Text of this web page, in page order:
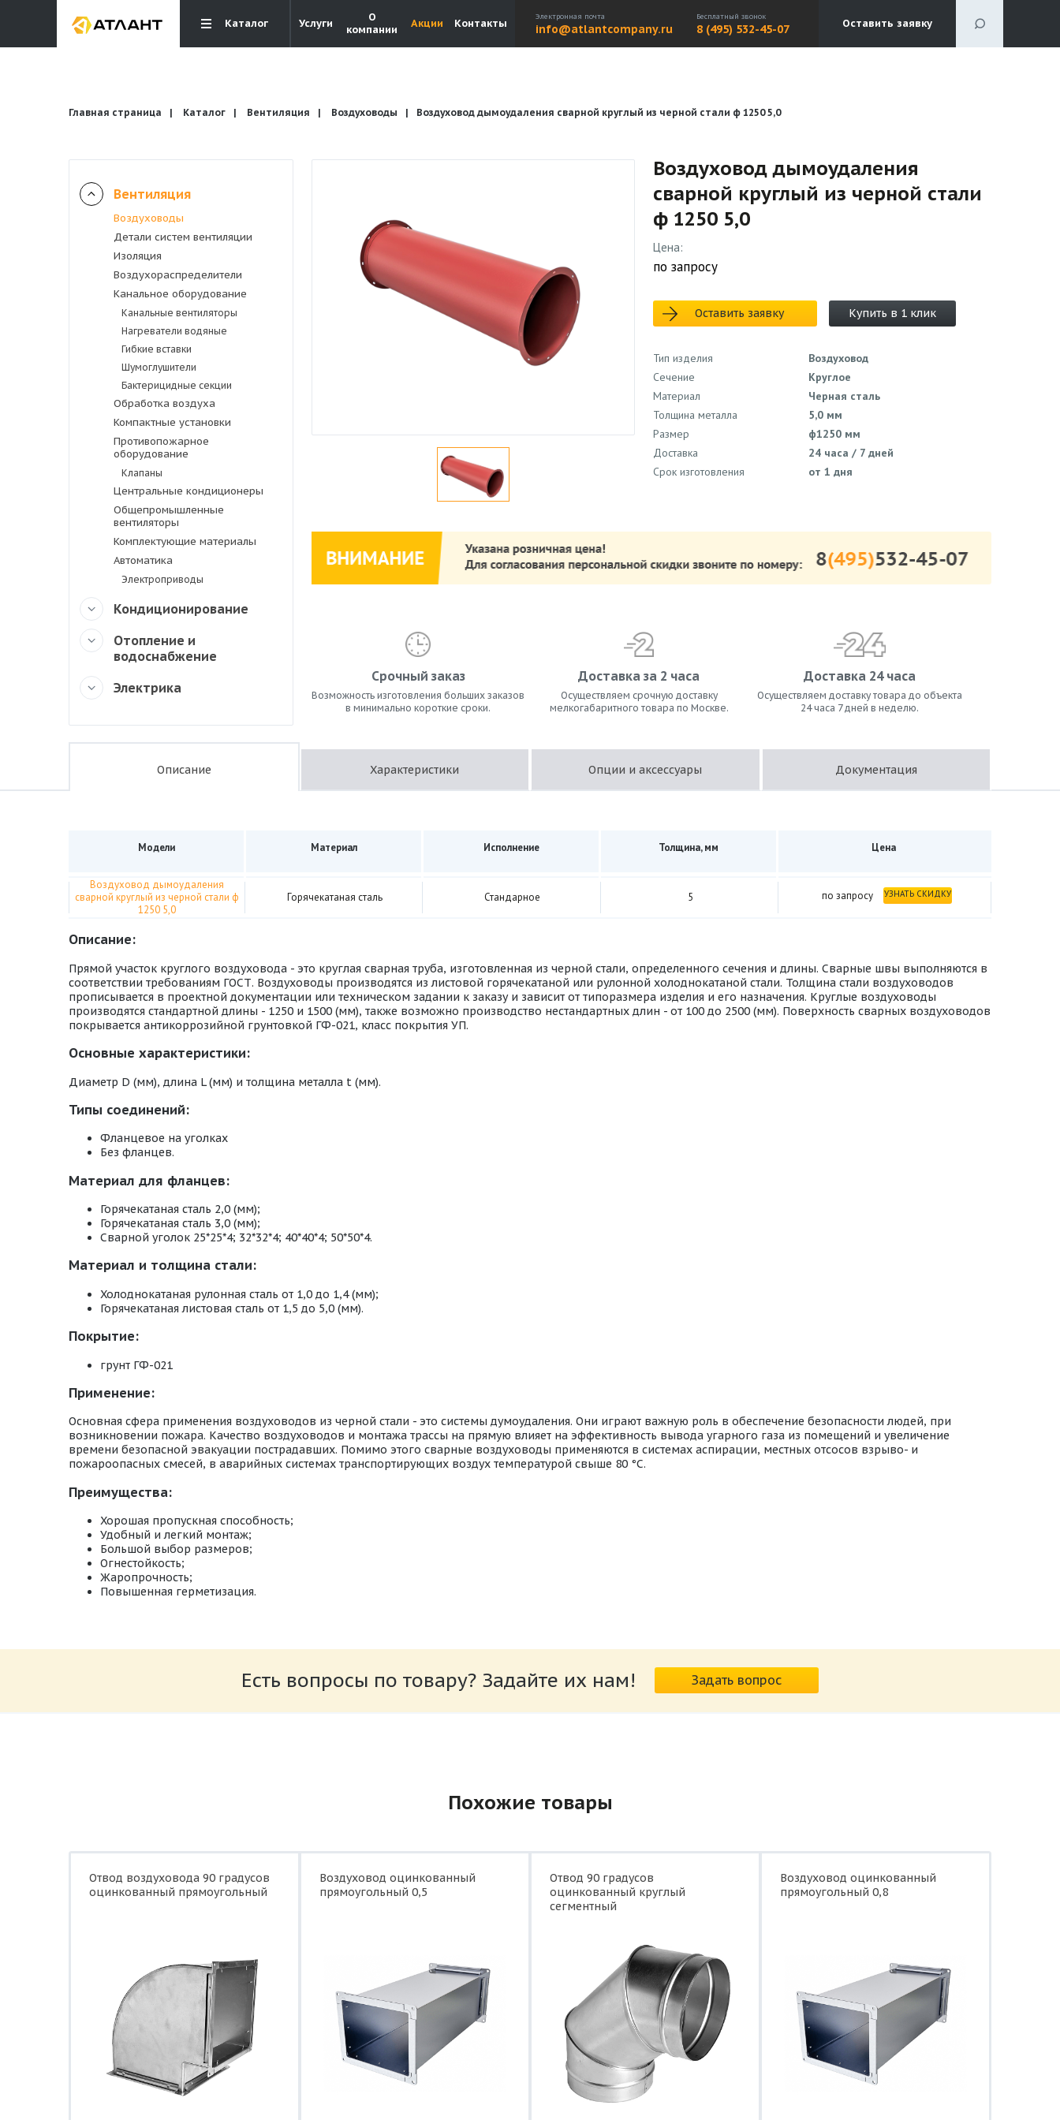
Каталог Услуги
О
компании
Акции Контакты
Электронная почта
info@atlantcompany.ru
Бесплатный звонок
8 (495) 532-45-07 Оставить заявку
Вентиляция
Кондиционирование
Отопление и водоснабжение
Электрика
Главная страница Каталог Вентиляция Воздуховоды Воздуховод дымоудаления сварной круглый из черной стали ф 1250 5,0
Вентиляция
Воздуховоды
Детали систем вентиляции
Изоляция
Воздухораспределители
Канальное оборудование
Канальные вентиляторы
Нагреватели водяные
Гибкие вставки
Шумоглушители
Бактерицидные секции
Обработка воздуха
Компактные установки
Противопожарное
оборудование
Клапаны
Центральные кондиционеры
Общепромышленные
вентиляторы
Комплектующие материалы
Автоматика
Электроприводы
Кондиционирование
Отопление и
водоснабжение
Электрика
Воздуховод дымоудаления
сварной круглый из черной стали
ф 1250 5,0
Цена:
по запросу
Оставить заявку Купить в 1 клик
Тип изделия
Воздуховод
Сечение
Круглое
Материал
Черная сталь
Толщина металла
5,0 мм
Размер
ф1250 мм
Доставка
24 часа / 7 дней
Срок изготовления
от 1 дня
Срочный заказ
Возможность изготовления больших заказов
в минимально короткие сроки.
Доставка за 2 часа
Осуществляем срочную доставку
мелкогабаритного товара по Москве.
Доставка 24 часа
Осуществляем доставку товара до объекта
24 часа 7 дней в неделю.
Описание Характеристики Опции и аксессуары Документация
Модели Материал Исполнение Толщина, мм Цена
Воздуховод дымоудаления
сварной круглый из черной стали ф
1250 5,0
Горячекатаная сталь Стандарное 5 по запросу УЗНАТЬ СКИДКУ
Описание:
Прямой участок круглого воздуховода - это круглая сварная труба, изготовленная из черной стали, определенного сечения и длины. Сварные швы выполняются в
соответствии требованиям ГОСТ. Воздуховоды производятся из листовой горячекатаной или рулонной холоднокатаной стали. Толщина стали воздуховодов
прописывается в проектной документации или техническом задании к заказу и зависит от типоразмера изделия и его назначения. Круглые воздуховоды
производятся стандартной длины - 1250 и 1500 (мм), также возможно производство нестандартных длин - от 100 до 2500 (мм). Поверхность сварных воздуховодов
покрывается антикоррозийной грунтовкой ГФ-021, класс покрытия УП.
Основные характеристики:
Диаметр D (мм), длина L (мм) и толщина металла t (мм).
Типы соединений:
Фланцевое на уголках
Без фланцев.
Материал для фланцев:
Горячекатаная сталь 2,0 (мм);
Горячекатаная сталь 3,0 (мм);
Сварной уголок 25*25*4; 32*32*4; 40*40*4; 50*50*4.
Материал и толщина стали:
Холоднокатаная рулонная сталь от 1,0 до 1,4 (мм);
Горячекатаная листовая сталь от 1,5 до 5,0 (мм).
Покрытие:
грунт ГФ-021
Применение:
Основная сфера применения воздуховодов из черной стали - это системы думоудаления. Они играют важную роль в обеспечение безопасности людей, при
возникновении пожара. Качество воздуховодов и монтажа трассы на прямую влияет на эффективность вывода угарного газа из помещений и увеличение
времени безопасной эвакуации пострадавших. Помимо этого сварные воздуховоды применяются в системах аспирации, местных отсосов взрыво- и
пожароопасных смесей, в аварийных системах транспортирующих воздух температурой свыше 80 °C.
Преимущества:
Хорошая пропускная способность;
Удобный и легкий монтаж;
Большой выбор размеров;
Огнестойкость;
Жаропрочность;
Повышенная герметизация.
Размер: 860.54 Кб
Есть вопросы по товару? Задайте их нам! Задать вопрос
Похожие товары
Отвод воздуховода 90 градусов
оцинкованный прямоугольный
Воздуховод оцинкованный
прямоугольный 0,5
Отвод 90 градусов
оцинкованный круглый
сегментный
Воздуховод оцинкованный
прямоугольный 0,8